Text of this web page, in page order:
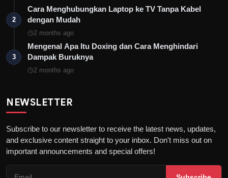
2
Cara Menghubungkan Laptop ke TV Tanpa Kabel
dengan Mudah
2 months ago
3
Mengenal Apa Itu Doxing dan Cara Menghindari
Dampak Buruknya
2 months ago
NEWSLETTER
Subscribe to our newsletter to receive the latest news, updates,
and exclusive content straight to your inbox. Don't miss out on
important announcements and special offers!